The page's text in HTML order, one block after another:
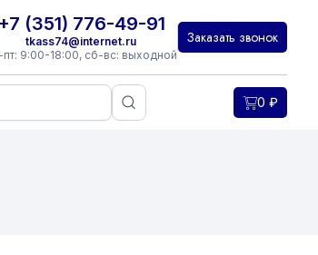
+7 (351) 776-49-91
tkass74@internet.ru
пт: 9:00-18:00, сб-вс: выходной
Заказать звонок
0 ₽